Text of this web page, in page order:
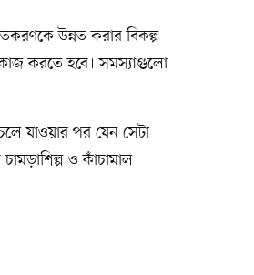
উন্নত করার বিকল্প
কাজ করতে হবে। সমস্যাগুলো
যাওয়ার পর যেন সেটা
ও কাঁচামাল